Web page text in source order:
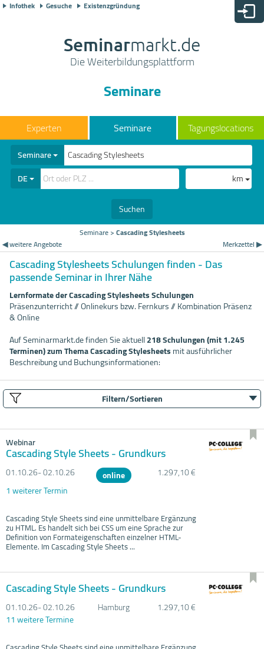
Infothek Gesuche Existenzgründung
Seminarmarkt.de
Die Weiterbildungsplattform
Seminare
Seminare Tagungslocations
Seminare
DE
km
Suchen
Seminare>Cascading Stylesheets
◀ weitere Angebote
Merkzettel ▶
Cascading Stylesheets Schulungen finden - Das
passende Seminar in Ihrer Nähe
Lernformate der Cascading Stylesheets Schulungen
Präsenzunterricht // Onlinekurs bzw. Fernkurs // Kombination Präsenz
& Online
Auf Seminarmarkt.de finden Sie aktuell218 Schulungen (mit 1.245
Terminen) zum Thema Cascading Stylesheetsmit ausführlicher
Beschreibung und Buchungsinformationen:
Filtern/Sortieren
Webinar
Cascading Style Sheets - Grundkurs
01.10.26- 02.10.26 online
1.297,10 €
1 weiterer Termin
Cascading Style Sheets sind eine unmittelbare Ergänzung
zu HTML. Es handelt sich bei CSS um eine Sprache zur
Definition von Formateigenschaften einzelner HTML-
Elemente. Im Cascading Style Sheets ...
Cascading Style Sheets - Grundkurs
01.10.26- 02.10.26 Hamburg
1.297,10 €
11 weitere Termine